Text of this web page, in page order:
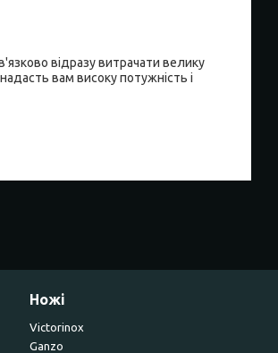
відразу витрачати велику
вам високу потужність і
Ножі
Victorinox
Ganzo